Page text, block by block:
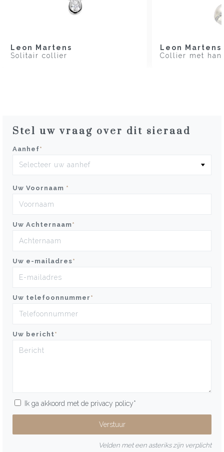
Leon Martens
Solitair collier
Leon Martens
Collier met
Stel uw vraag over dit sieraad
Aanhef*
Uw Voornaam *
Uw Achternaam*
Uw e-mailadres*
Uw telefoonnummer *
Uw bericht*
Ik ga akkoord met de privacy policy*
Velden met een asteriks zijn verplicht